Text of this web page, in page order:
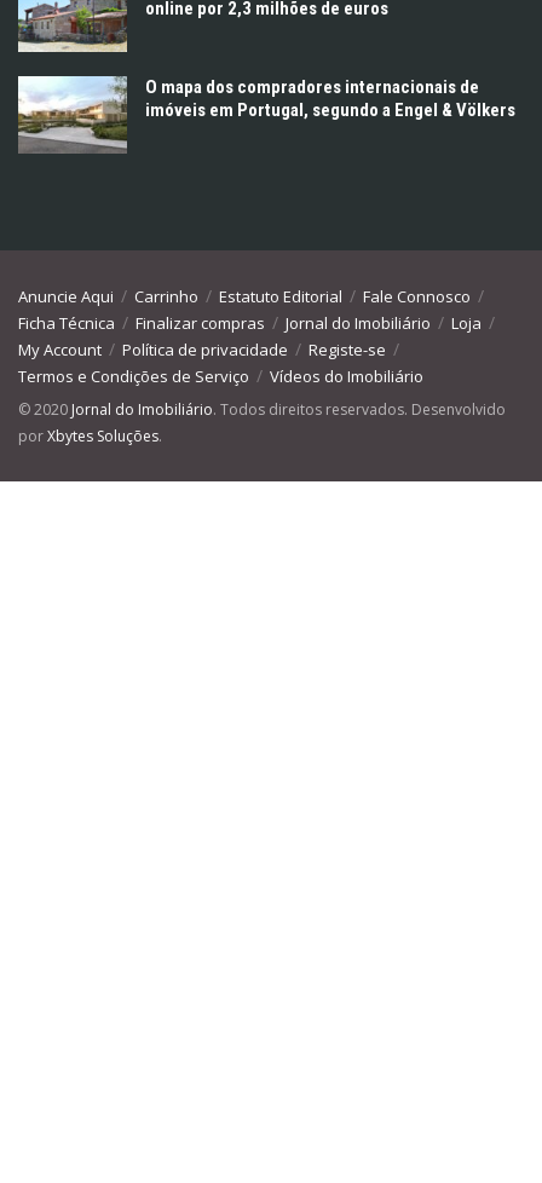
online por 2,3 milhões de euros
O mapa dos compradores internacionais de
imóveis em Portugal, segundo a Engel & Völkers
Anuncie Aqui Carrinho Estatuto Editorial
Fale Connosco
Ficha Técnica
Finalizar compras Jornal do Imobiliário
Loja
My Account
Política de privacidade
Registe-se
Termos e Condições de Serviço
Vídeos do Imobiliário
© 2020 Jornal do Imobiliário. Todos direitos reservados. Desenvolvido
porXbytes Soluções.